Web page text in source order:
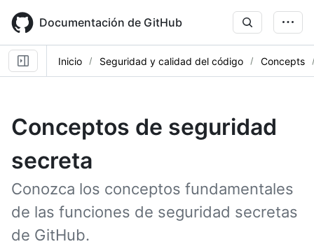
main
content
Documentación de GitHub
Inicio Seguridad y calidad del código Concepts
Conceptos de seguridad
secreta
Conozca los conceptos fundamentales
de las funciones de seguridad secretas
de GitHub.